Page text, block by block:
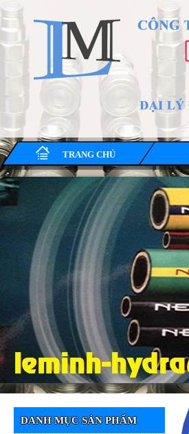
TRANG CHỦ
Ống thủy lực NEXO PHOENIX
DANH MỤC SẢN PHẨM